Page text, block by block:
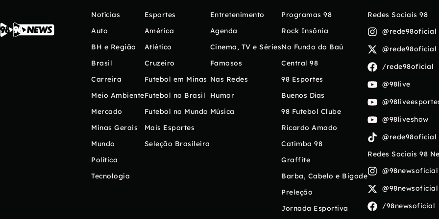
Notícias
Auto
BH e Região
Brasil
Carreira
Meio Ambiente
Mercado
Minas Gerais
Mundo
Política
Tecnologia
Esportes
América
Atlético
Cruzeiro
Futebol em Minas
Futebol no Brasil
Futebol no Mundo
Mais Esportes
Seleção Brasileira
Entretenimento
Agenda
Cinema, TV e Séries
Famosos
Nas Redes
Humor
Música
Programas 98
Rock Insônia
No Fundo do Baú
Central 98
98 Esportes
Buenos Días
98 Futebol Clube
Ricardo Amado
Catimba 98
Graffite
Barba, Cabelo e Bigode
Preleção
Jornada Esportiva
Redes Sociais 98
@rede98oficial
@rede98oficial
/rede98oficial
@98live
@98liveshow
@rede98oficial
Redes Sociais 98
@98newsoficial
@98newsoficial
/98newsoficial